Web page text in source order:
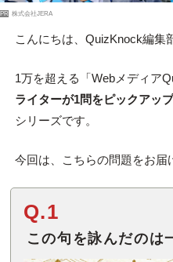
PR 株式会社JERA
こんにちは、QuizKnock編集
1万を超える「Webメディア
ライターが1問をピックアッ
シリーズです。
今回は、こちらの問題をお届
Q.1
この句を詠んだの